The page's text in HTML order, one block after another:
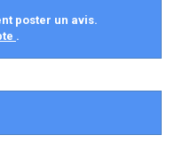
poster un avis.
.